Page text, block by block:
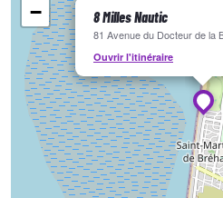
8 Milles Nautic
81 Avenue du Docteur de la
Ouvrir l'itinéraire
−